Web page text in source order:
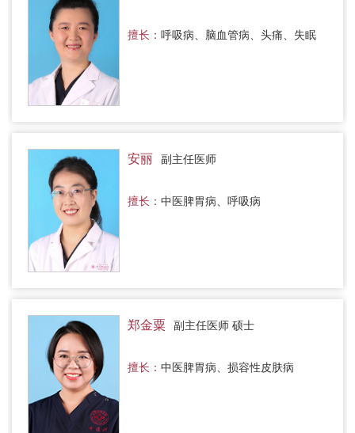
擅长： 呼吸病、脑血管病、头痛、失眠
安丽 副主任医师
擅长： 中医脾胃病、呼吸病
郑金粟 副主任医师 硕士
擅长： 中医脾胃病、损容性皮肤病